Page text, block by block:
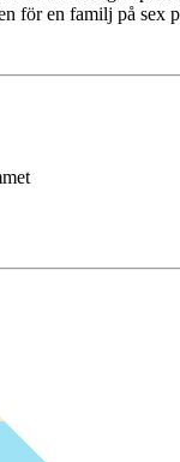
för en familj på sex